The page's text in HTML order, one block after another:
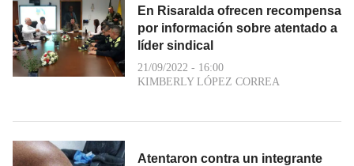
En Risaralda ofrecen recompensa
por información sobre atentado a
líder sindical
21/09/2022 - 16:00
KIMBERLY LÓPEZ CORREA
Atentaron contra un integrante